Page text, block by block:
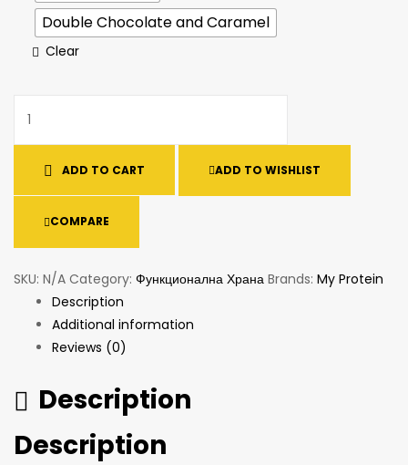
Double Chocolate and Caramel
Clear
ADD TO CART ADD TO WISHLIST
COMPARE
SKU: N/A Category: Функционална Храна Brands: My Protein
Description
Additional information
Reviews (0)
Description
Description